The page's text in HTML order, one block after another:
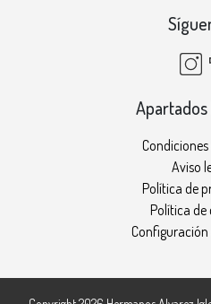
Aviso
Política de
Política de
Configuración